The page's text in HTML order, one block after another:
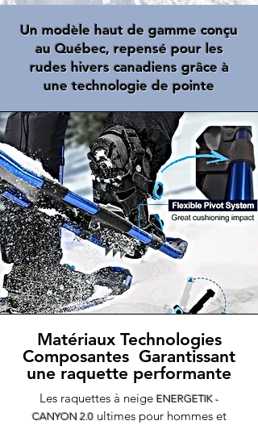
Un modèle haut de gamme conçu
au Québec, repensé pour les
rudes hivers canadiens grâce à
une technologie de pointe
Matériaux Technologies
Composantes Garantissant
une raquette performante
Les raquettes à neige ENERGETIK -
CANYON 2.0 ultimes pour hommes et